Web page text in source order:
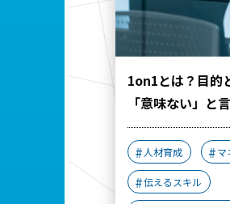
1on1とは？目的
「意味ない」と
人材育成 マ
伝えるスキル